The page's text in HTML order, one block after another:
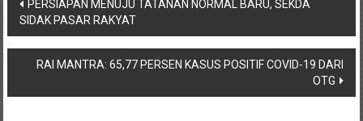
pos
PERSIAPAN MENUJU TATANAN NORMAL BARU, SEKDA
SIDAK PASAR RAKYAT
RAI MANTRA: 65,77 PERSEN KASUS POSITIF COVID-19 DARI
OTG